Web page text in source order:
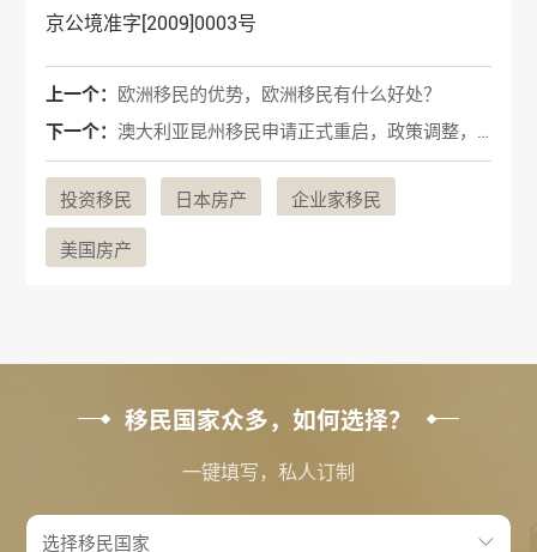
京公境准字[2009]0003号
上一个：
欧洲移民的优势，欧洲移民有什么好处？
下一个：
澳大利亚昆州移民申请正式重启，政策调整，看这篇就够了！
投资移民 日本房产 企业家移民
美国房产
移民国家众多，如何选择？
一键填写，私人订制